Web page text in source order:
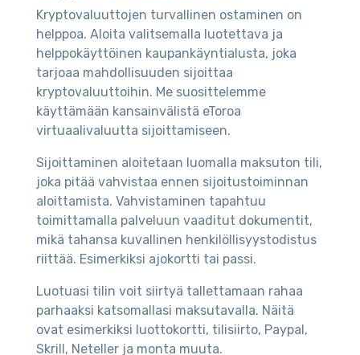
Kryptovaluuttojen turvallinen ostaminen on
helppoa. Aloita valitsemalla luotettava ja
helppokäyttöinen kaupankäyntialusta, joka
tarjoaa mahdollisuuden sijoittaa
kryptovaluuttoihin. Me suosittelemme
käyttämään kansainvälistä eToroa
virtuaalivaluutta sijoittamiseen.
Sijoittaminen aloitetaan luomalla maksuton tili,
joka pitää vahvistaa ennen sijoitustoiminnan
aloittamista. Vahvistaminen tapahtuu
toimittamalla palveluun vaaditut dokumentit,
mikä tahansa kuvallinen henkilöllisyystodistus
riittää. Esimerkiksi ajokortti tai passi.
Luotuasi tilin voit siirtyä tallettamaan rahaa
parhaaksi katsomallasi maksutavalla. Näitä
ovat esimerkiksi luottokortti, tilisiirto, Paypal,
Skrill, Neteller ja monta muuta.